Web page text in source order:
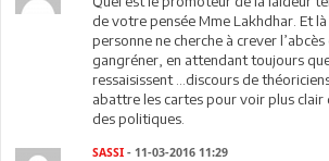
de votre pensée Mme Lakhdhar. Et
personne ne cherche à crever
gangréner, en attendant toujours
ressaisissent ...discours de
abattre les cartes pour voir plus clair
des politiques.
SASSI - 11-03-2016 11:29